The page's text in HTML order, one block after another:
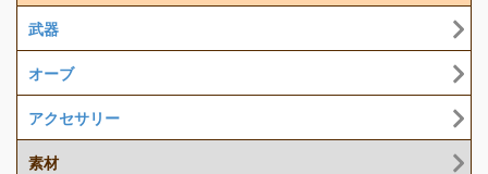
武器
オーブ
アクセサリー
素材